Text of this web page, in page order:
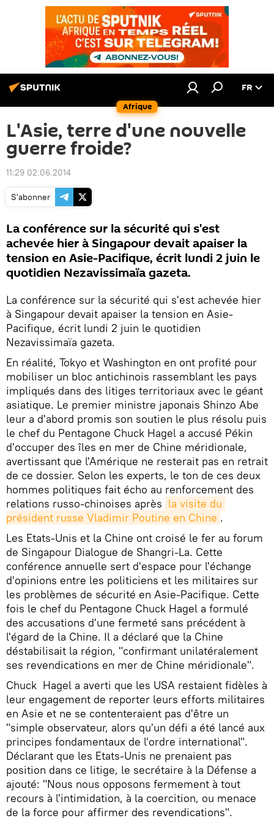
Afrique
FR
L'Asie, terre d'une nouvelle
guerre froide?
11:29 02.06.2014
S'abonner
La conférence sur la sécurité qui s'est
achevée hier à Singapour devait apaiser la
tension en Asie-Pacifique, écrit lundi 2 juin le
quotidien Nezavissimaïa gazeta.
La conférence sur la sécurité qui s'est achevée hier
à Singapour devait apaiser la tension en Asie-
Pacifique, écrit lundi 2 juin le quotidien
Nezavissimaïa gazeta.
En réalité, Tokyo et Washington en ont profité pour
mobiliser un bloc antichinois rassemblant les pays
impliqués dans des litiges territoriaux avec le géant
asiatique. Le premier ministre japonais Shinzo Abe
leur a d'abord promis son soutien le plus résolu puis
le chef du Pentagone Chuck Hagel a accusé Pékin
d'occuper des îles en mer de Chine méridionale,
avertissant que l'Amérique ne resterait pas en retrait
de ce dossier. Selon les experts, le ton de ces deux
hommes politiques fait écho au renforcement des
relations russo-chinoises après la visite du
président russe Vladimir Poutine en Chine .
Les Etats-Unis et la Chine ont croisé le fer au forum
de Singapour Dialogue de Shangri-La. Cette
conférence annuelle sert d'espace pour l'échange
d'opinions entre les politiciens et les militaires sur
les problèmes de sécurité en Asie-Pacifique. Cette
fois le chef du Pentagone Chuck Hagel a formulé
des accusations d'une fermeté sans précédent à
l'égard de la Chine. Il a déclaré que la Chine
déstabilisait la région, "confirmant unilatéralement
ses revendications en mer de Chine méridionale".
Chuck Hagel a averti que les USA restaient fidèles à
leur engagement de reporter leurs efforts militaires
en Asie et ne se contenteraient pas d'être un
"simple observateur, alors qu'un défi a été lancé aux
principes fondamentaux de l'ordre international".
Déclarant que les Etats-Unis ne prenaient pas
position dans ce litige, le secrétaire à la Défense a
ajouté: "Nous nous opposons fermement à tout
recours à l'intimidation, à la coercition, ou menace
de la force pour affirmer des revendications".